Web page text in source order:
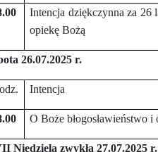
Intencja dziękczynna za 26
opiekę Bożą
26.07.2025 r.
Intencja
O Boże błogosławieństwo
Niedziela zwykła 27.07.2025 r.